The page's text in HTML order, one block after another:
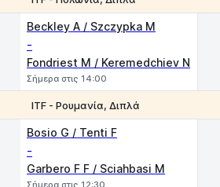
Beckley A / Szczypka M
-
Fondriest M / Keremedchiev N
Σήμερα στις 14:00
ITF - Ρουμανία, Διπλά
Bosio G / Tenti F
-
Garbero F F / Sciahbasi M
Σήμερα στις 12:30